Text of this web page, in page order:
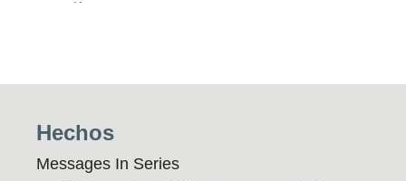
Hechos
Messages In Series